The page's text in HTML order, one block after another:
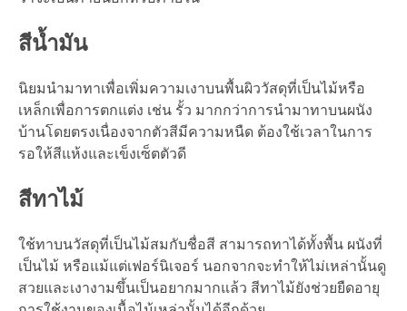
สีน้ำมัน
นิยมนำมาทาเพื่อเพิ่มความเงาบนพื้นผิววัสดุที่เป็นไม้หรือ
เหล็กเพื่อการตกแต่ง เช่น รั้ว มากกว่าการนำมาทาบนผนัง
บ้านโดยตรงเนื่องจากตัวสีมีความหนืด ต้องใช้เวลาในการ
รอให้สีแห้งและเข็งเซ็ตตัวดี
สีทาไม้
ใช้ทาบนวัสดุที่เป็นไม้สมกับชื่อสี สามารถทาได้ทั้งพื้น ผนังที่
เป็นไม้ หรือแม้แต่เฟอร์นิเจอร์ นอกจากจะทำให้ไม่เหล่านั้นดู
สวยและเงางามขึ้นเป็นอยากมากแล้ว สีทาไม้ยังช่วยยืดอายุ